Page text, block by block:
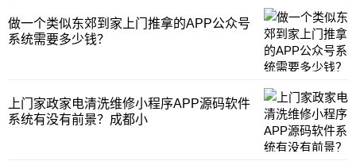
户，提供上门理发服务。为此，客户特别采
购了经过改装的车子。专业的发型师，可以
做一个类似东郊到家上门推拿的APP公众号
系统需要多少钱？
上门家政家电清洗维修小程序APP源码软件
系统有没有前景？成都小